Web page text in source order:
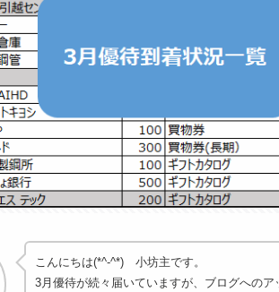
こんにちは(*^-^*) 小坊主です。
3月優待が続々届いていますが、ブログへのア